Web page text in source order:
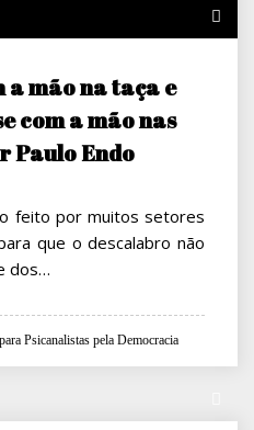
a mão na taça e
com a mão nas
Paulo Endo
feito por muitos setores
que o descalabro não
dos…
Psicanalistas pela Democracia